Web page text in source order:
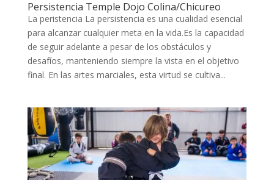
Persistencia Temple Dojo Colina/Chicureo
La peristencia La persistencia es una cualidad esencial
para alcanzar cualquier meta en la vida.Es la capacidad
de seguir adelante a pesar de los obstáculos y
desafíos, manteniendo siempre la vista en el objetivo
final. En las artes marciales, esta virtud se cultiva...